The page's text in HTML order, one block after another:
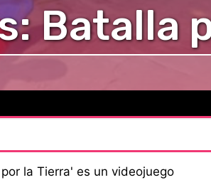
Batalla
la Tierra' es un videojuego